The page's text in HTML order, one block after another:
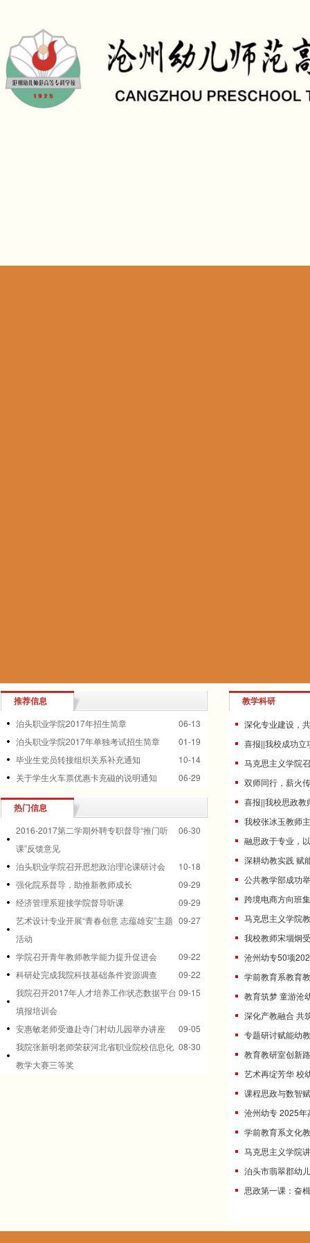
推荐信息
06-13
泊头职业学院2017年招生简章
01-19
泊头职业学院2017年单独考试招生简章
10-14
毕业生党员转接组织关系补充通知
06-29
关于学生火车票优惠卡充磁的说明通知
热门信息
06-30
2016-2017第二学期外聘专职督导“推门听
课”反馈意见
10-18
泊头职业学院召开思想政治理论课研讨会
09-29
强化院系督导，助推新教师成长
09-29
经济管理系迎接学院督导听课
09-27
艺术设计专业开展“青春创意 志蕴雄安”主题
活动
09-22
学院召开青年教师教学能力提升促进会
09-22
科研处完成我院科技基础条件资源调查
09-15
我院召开2017年人才培养工作状态数据平台
填报培训会
09-05
安惠敏老师受邀赴寺门村幼儿园举办讲座
08-30
我院张新明老师荣获河北省职业院校信息化
教学大赛三等奖
教学科研
深化专业建设，
喜报||我校成功立
马克思主义学院
双师同行，薪火
喜报||我校思政教
我校张冰玉教师
融思政于专业，
深耕幼教实践 赋
公共教学部成功
跨境电商方向班
马克思主义学院
我校教师宋堌炯
沧州幼专50项
学前教育系教育
教育筑梦 童游沧
深化产教融合 共
专题研讨赋能幼
教育教研室创新
艺术再绽芳华 校
课程思政与数智
沧州幼专 2025
学前教育系文化
马克思主义学院
泊头市翡翠郡幼
思政第一课：奋